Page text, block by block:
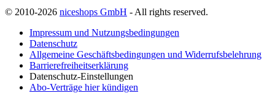
© 2010-2026 niceshops GmbH - All rights reserved.
Impressum und Nutzungsbedingungen
Datenschutz
Allgemeine Geschäftsbedingungen und Widerrufsbelehrung
Barrierefreiheitserklärung
Datenschutz-Einstellungen
Abo-Verträge hier kündigen